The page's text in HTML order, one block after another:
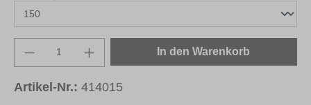
Produkt Anzahl: Gib den gewünschten
In den Warenkorb
Artikel-Nr.: 414015